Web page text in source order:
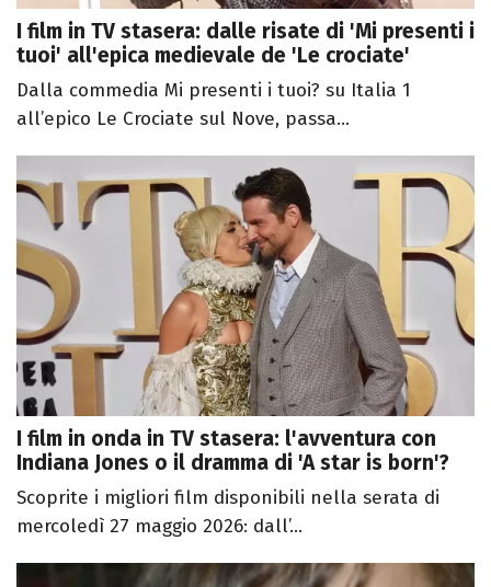
I film in TV stasera: dalle risate di 'Mi presenti i
tuoi' all'epica medievale de 'Le crociate'
Dalla commedia Mi presenti i tuoi? su Italia 1
all’epico Le Crociate sul Nove, passa...
I film in onda in TV stasera: l'avventura con
Indiana Jones o il dramma di 'A star is born'?
Scoprite i migliori film disponibili nella serata di
mercoledì 27 maggio 2026: dall’...